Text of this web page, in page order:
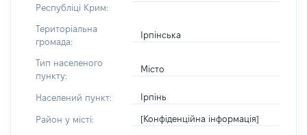
Республіці Крим:
Територіальна
громада:
Ірпінська
Тип населеного
пункту:
Місто
Населений пункт: Ірпінь
Район у місті: [Конфіденційна інформація]